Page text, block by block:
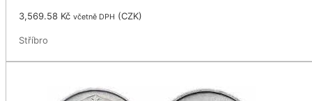
3,569.58 Kč včetně DPH (CZK)
Stříbro